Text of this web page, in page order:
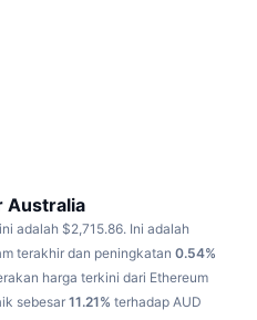
Australia
adalah $2,715.86. Ini adalah
terakhir dan peningkatan 0.54%
harga terkini dari Ethereum
sebesar 11.21% terhadap AUD